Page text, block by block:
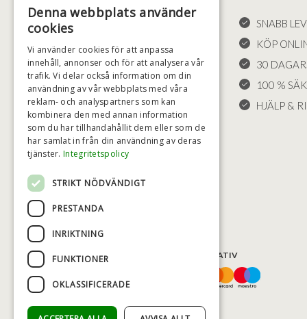
FÖRSÄLJNINGSVILLKOR
LEVERANS OCH RETURER
ÅNGRÄTT
KLAGOMÅL
FRAKT
COOKIE-INSTÄLLNINGAR
SNABB
KÖP
30
100 %
HJÄLP &
BETALNINGSALTERNATIV
Denna webbplats använder
cookies
Vi använder cookies för att anpassa
innehåll, annonser och för att analysera vår
trafik. Vi delar också information om din
användning av vår webbplats med våra
reklam- och analyspartners som kan
kombinera den med annan information
som du har tillhandahållit dem eller som de
har samlat in från din användning av deras
tjänster. Integritetspolicy
STRIKT NÖDVÄNDIGT
PRESTANDA
INRIKTNING
FUNKTIONER
OKLASSIFICERADE